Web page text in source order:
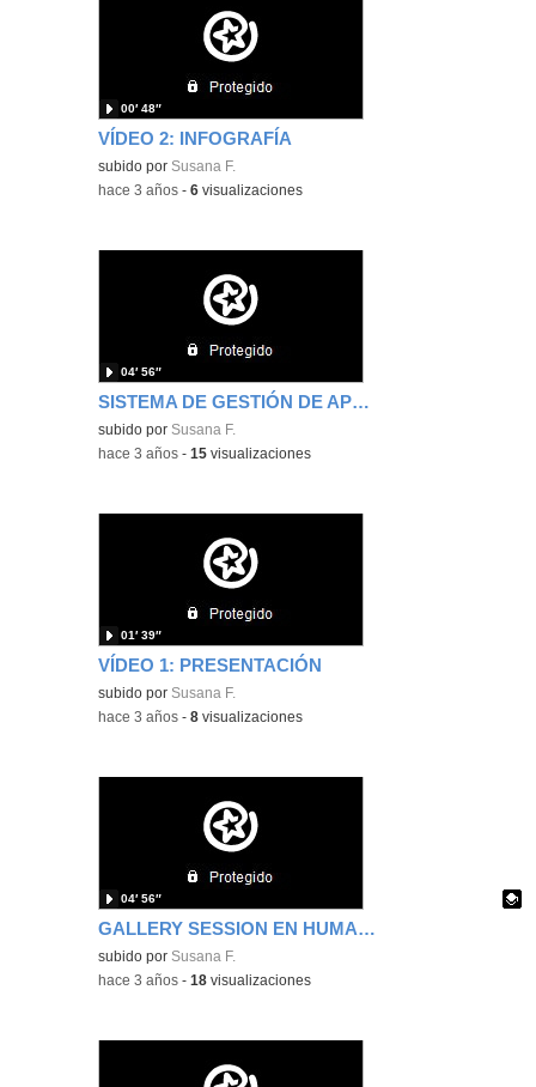
VÍDEO 2: INFOGRAFÍA
subido por Susana F.
00′ 48″
-hace 3 años -6 visualizaciones
SISTEMA DE GESTIÓN DE APRENDIZAJE Y EVALUACIÓN
subido por Susana F.
04′ 56″
-hace 3 años -15 visualizaciones
VÍDEO 1: PRESENTACIÓN
subido por Susana F.
01′ 39″
-hace 3 años -8 visualizaciones
GALLERY SESSION EN HUMANES
Contenido educativo.
subido por Susana F.
04′ 56″
-hace 3 años -18 visualizaciones